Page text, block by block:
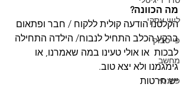
ליווי עסקי
פייסבוק
מחשב
פיננסי
מה הכוונה?
הקלטנו הודעה קולית ללקוח / חבר ופתאום
ברקע הכלב התחיל לנבוח/ הילדה התחילה
לבכות  או אולי טעינו במה שאמרנו, או
גימגמנו ולא יצא טוב.
יש חרטות